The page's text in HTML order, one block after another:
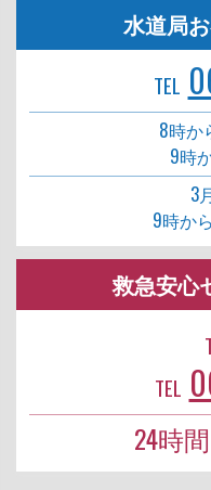
水道局
TEL
8時か
9時
3
9時か
救急安心
TEL
24時